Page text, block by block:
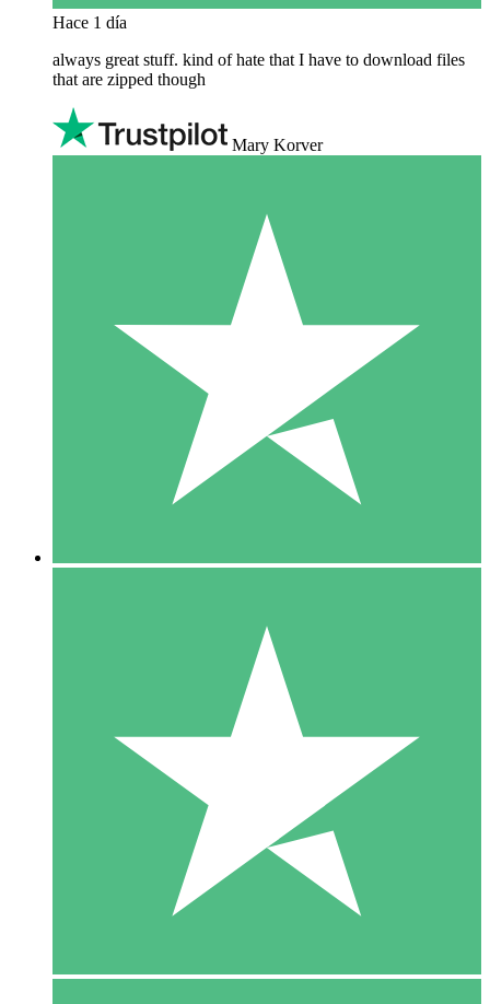
Hace 1 día
always great stuff. kind of hate that I have to download files
that are zipped though
Mary Korver